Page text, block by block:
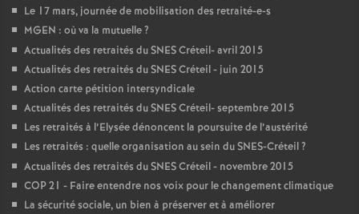
Le 17 mars, journée de mobilisation des retraité-e-s
MGEN : où va la mutuelle?
Actualités des retraités duSNESCréteil- avril 2015
Actualités des retraités duSNESCréteil - juin 2015
Action carte pétition intersyndicale
Actualités des retraités duSNESCréteil- septembre 2015
Les retraités à l’Elysée dénoncent la poursuite de l’austérité
Les retraités : quelle organisation au sein duSNES-Créteil?
Actualités des retraités duSNESCréteil - novembre 2015
COP21 - Faire entendre nos voix pour le changement climatique
La sécurité sociale, un bien à préserver et à améliorer